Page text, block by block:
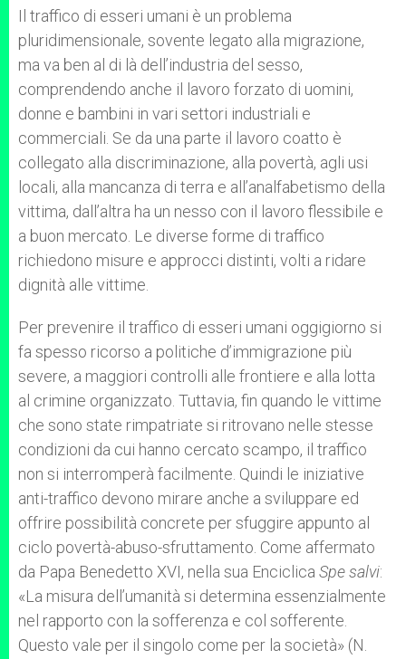
Il traffico di esseri umani è un problema
pluridimensionale, sovente legato alla migrazione,
ma va ben al di là dell’industria del sesso,
comprendendo anche il lavoro forzato di uomini,
donne e bambini in vari settori industriali e
commerciali. Se da una parte il lavoro coatto è
collegato alla discriminazione, alla povertà, agli usi
locali, alla mancanza di terra e all’analfabetismo della
vittima, dall’altra ha un nesso con il lavoro flessibile e
a buon mercato. Le diverse forme di traffico
richiedono misure e approcci distinti, volti a ridare
dignità alle vittime.
Per prevenire il traffico di esseri umani oggigiorno si
fa spesso ricorso a politiche d’immigrazione più
severe, a maggiori controlli alle frontiere e alla lotta
al crimine organizzato. Tuttavia, fin quando le vittime
che sono state rimpatriate si ritrovano nelle stesse
condizioni da cui hanno cercato scampo, il traffico
non si interromperà facilmente. Quindi le iniziative
anti-traffico devono mirare anche a sviluppare ed
offrire possibilità concrete per sfuggire appunto al
ciclo povertà-abuso-sfruttamento. Come affermato
da Papa Benedetto XVI, nella sua Enciclica Spe salvi:
«La misura dell’umanità si determina essenzialmente
nel rapporto con la sofferenza e col sofferente.
Questo vale per il singolo come per la società» (N.